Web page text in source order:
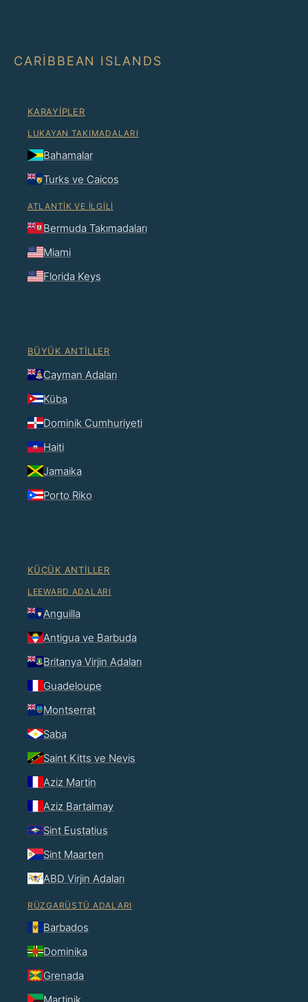
CARIBBEAN ISLANDS
KARAYIPLER
LUKAYAN TAKIMADALARI
Bahamalar
Turks ve Caicos
ATLANTIK VE İLGILI
Bermuda Takımadaları
Miami
Florida Keys
BÜYÜK ANTILLER
Cayman Adaları
Küba
Dominik Cumhuriyeti
Haiti
Jamaika
Porto Riko
KÜÇÜK ANTILLER
LEEWARD ADALARI
Anguilla
Antigua ve Barbuda
Britanya Virjin Adaları
Guadeloupe
Montserrat
Saba
Saint Kitts ve Nevis
Aziz Martin
Aziz Bartalmay
Sint Eustatius
Sint Maarten
ABD Virjin Adaları
RÜZGARÜSTÜ ADALARI
Barbados
Dominika
Grenada
Martinik